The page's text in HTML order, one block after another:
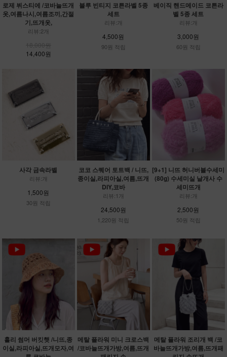
로제 뷔스티에 /코바늘뜨개
옷,여름나시,여름조끼,간절
기,뜨개옷,
리뷰:2개
14,400원
블루 빈티지 코튼라벨 5종
세트
리뷰:개
4,500원
90원 적립
베이직 핸드메이드 코튼라
벨 5종 세트
리뷰:개
3,000원
60원 적립
사각 금속라벨
리뷰:개
1,500원
30원 적립
코코 스퀘어 토트백 / 니뜨,
종이실,라피아실,여름,뜨개
DIY,코바
리뷰:1개
24,500원
1,220원 적립
[9+1] 니뜨 허니버블수세미
(80g) 수세미실 날개사 수
세미뜨개
리뷰:개
2,500원
50원 적립
홀리 썸머 버킷햇 /니뜨,종
이실,라피아실,뜨개모자,여
메탈 플라워 미니 크로스백
/코바늘뜨개가방,여름,뜨개
메탈 플라워 조리개 백 /코
바늘뜨개가방,여름,뜨개패